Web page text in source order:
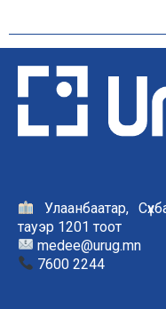
Улаанбаатар,
тауэр 1201 тоот
medee@urug.mn
7600 2244